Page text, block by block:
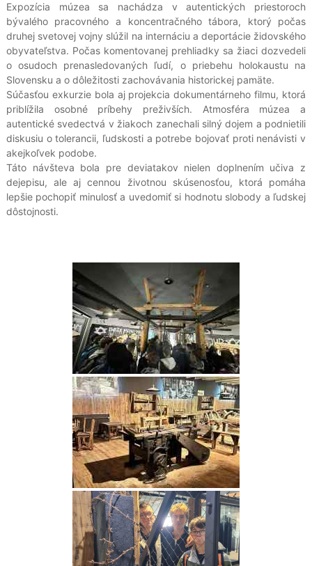
Expozícia múzea sa nachádza v autentických priestoroch
bývalého pracovného a koncentračného tábora, ktorý počas
druhej svetovej vojny slúžil na internáciu a deportácie židovského
obyvateľstva. Počas komentovanej prehliadky sa žiaci dozvedeli
o osudoch prenasledovaných ľudí, o priebehu holokaustu na
Slovensku a o dôležitosti zachovávania historickej pamäte.
Súčasťou exkurzie bola aj projekcia dokumentárneho filmu, ktorá
priblížila osobné príbehy preživších. Atmosféra múzea a
autentické svedectvá v žiakoch zanechali silný dojem a podnietili
diskusiu o tolerancii, ľudskosti a potrebe bojovať proti nenávisti v
akejkoľvek podobe.
Táto návšteva bola pre deviatakov nielen doplnením učiva z
dejepisu, ale aj cennou životnou skúsenosťou, ktorá pomáha
lepšie pochopiť minulosť a uvedomiť si hodnotu slobody a ľudskej
dôstojnosti.